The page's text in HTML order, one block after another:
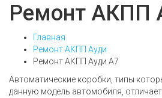
Ремонт АКПП
Главная
Ремонт АКПП Ауди
Ремонт АКПП Ауди А7
Автоматические коробки, типы
данную модель автомобиля,